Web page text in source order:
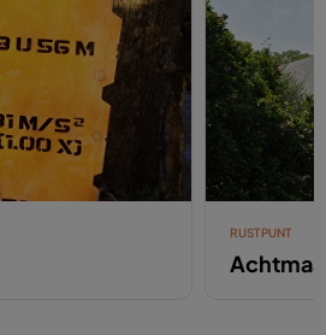
RUSTPUNT